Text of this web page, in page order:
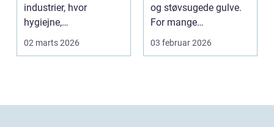
industrier, hvor
hygiejne,
driftssikkerhed ...
02 marts 2026
og støvsugede gulve.
For mange
virksomheder i
03 februar 2026